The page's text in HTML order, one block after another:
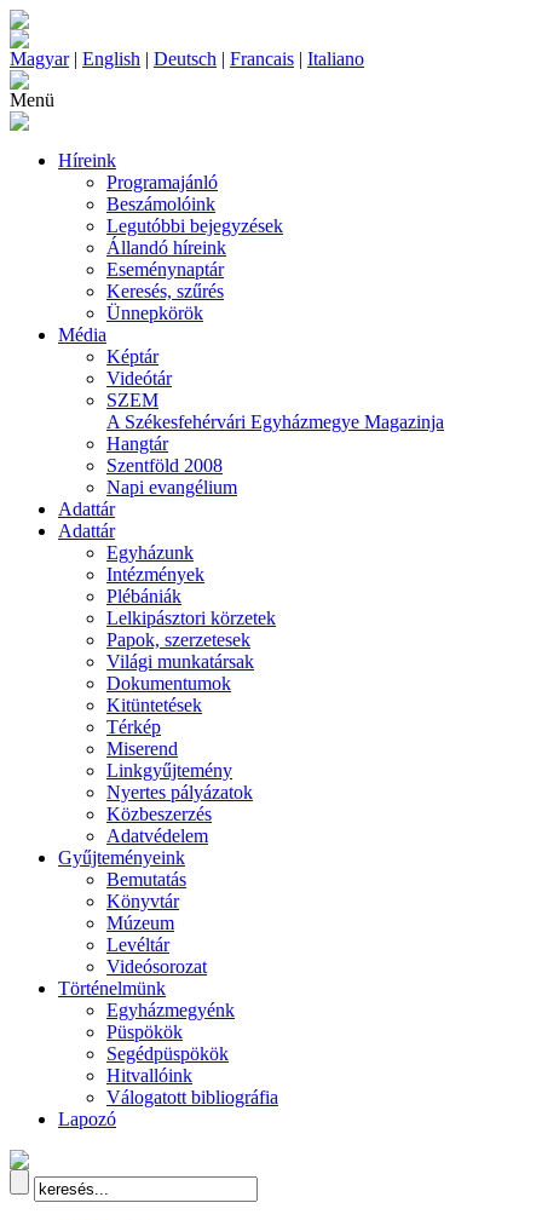
Magyar| English | Deutsch | Francais | Italiano
Menü
Híreink
Programajánló
Beszámolóink
Legutóbbi bejegyzések
Állandó híreink
Eseménynaptár
Keresés, szűrés
Ünnepkörök
Média
Képtár
Videótár
SZEM
A Székesfehérvári Egyházmegye Magazinja
Hangtár
Szentföld 2008
Napi evangélium
Adattár
Adattár
Egyházunk
Intézmények
Plébániák
Lelkipásztori körzetek
Papok, szerzetesek
Világi munkatársak
Dokumentumok
Kitüntetések
Térkép
Miserend
Linkgyűjtemény
Nyertes pályázatok
Közbeszerzés
Adatvédelem
Gyűjteményeink
Bemutatás
Könyvtár
Múzeum
Levéltár
Videósorozat
Történelmünk
Egyházmegyénk
Püspökök
Segédpüspökök
Hitvallóink
Válogatott bibliográfia
Lapozó